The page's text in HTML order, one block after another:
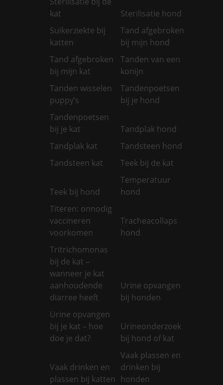
kat
Sterilisatie hond
Suikerziekte bij
katten
Tand afgebroken
bij mijn hond
Tand afgebroken
bij mijn kat
Tanden van een
konijn
Tanden wisselen
puppy’s
Tandenpoetsen
bij je hond
Tandenpoetsen
bij je kat
Tandplak hond
Tandplak kat
Tandsteen hond
Tandsteen kat
Teek bij de kat
Teek bij hond
Temperatuur
hond
Titeren: onnodig
vaccineren
voorkomen
Tracheacollaps
hond
Tritrichomonas
bij de kat –
wanneer je kat
aanhoudende
diarree heeft
Urine opvangen
bij honden
Urine opvangen
bij je kat – hoe
doe je dat?
Urineonderzoek
bij hond of kat
Vaak drinken en
plassen bij katten
Vaak plassen en
drinken bij
honden